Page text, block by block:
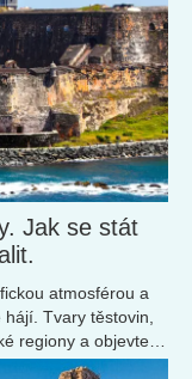
Jak se stát
atmosférou a
Tvary těstovin,
regiony a objevte